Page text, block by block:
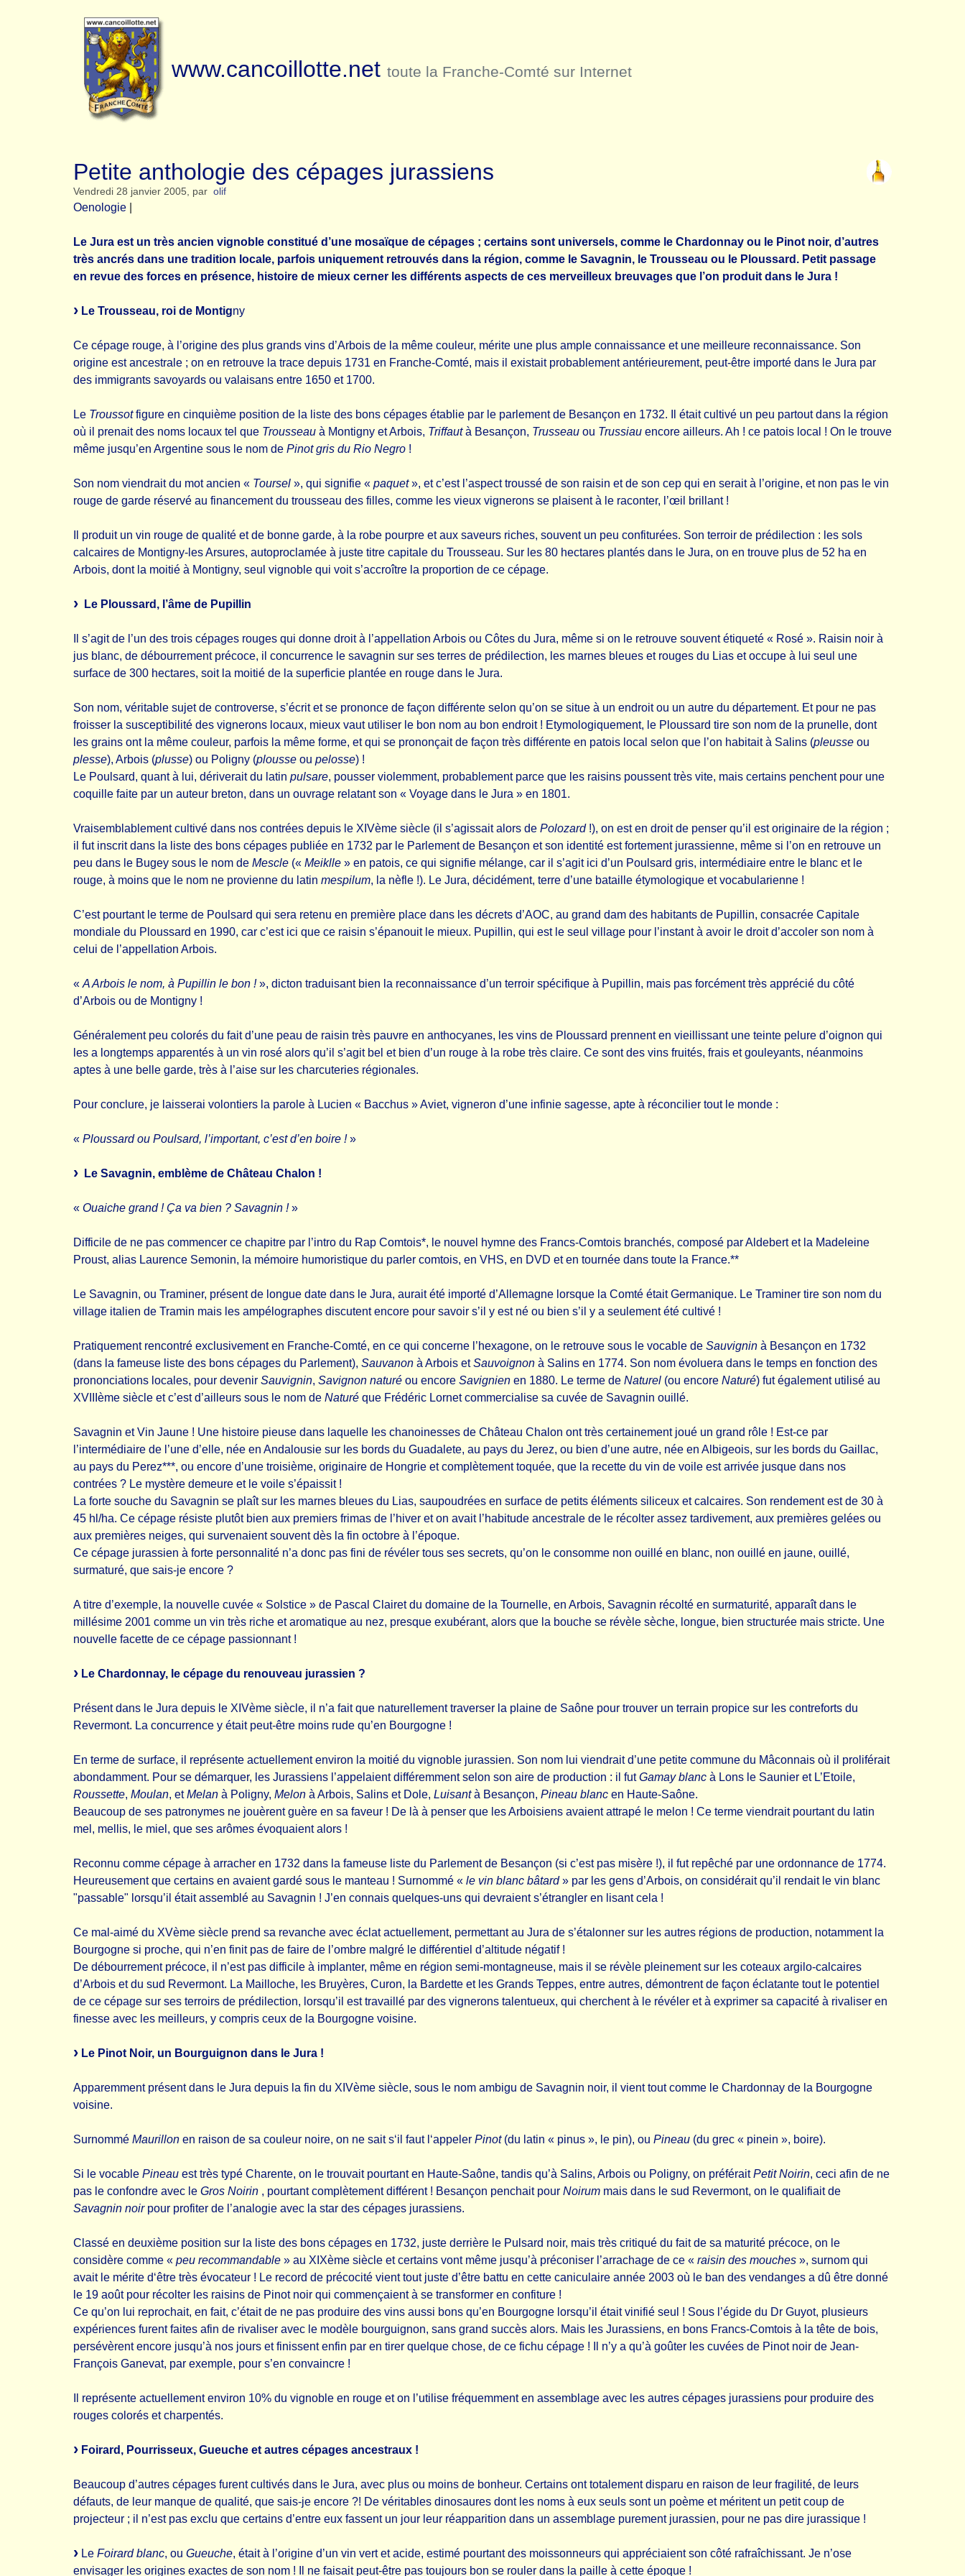
www.cancoillotte.net toute la Franche-Comté sur Internet
Petite anthologie des cépages jurassiens
Vendredi 28 janvier 2005, par olif
Oenologie
Le Jura est un très ancien vignoble constitué d’une mosaïque de cépages ; certains sont universels, comme le Chardonnay ou le Pinot noir, d’autres
très ancrés dans une tradition locale, parfois uniquement retrouvés dans la région, comme le Savagnin, le Trousseau ou le Ploussard. Petit passage
en revue des forces en présence, histoire de mieux cerner les différents aspects de ces merveilleux breuvages que l’on produit dans le Jura !
Le Trousseau, roi de Montigny
Ce cépage rouge, à l’origine des plus grands vins d’Arbois de la même couleur, mérite une plus ample connaissance et une meilleure reconnaissance. Son
origine est ancestrale ; on en retrouve la trace depuis 1731 en Franche-Comté, mais il existait probablement antérieurement, peut-être importé dans le Jura par
des immigrants savoyards ou valaisans entre 1650 et 1700.
Le Troussotfigure en cinquième position de la liste des bons cépages établie par le parlement de Besançon en 1732. Il était cultivé un peu partout dans la région
où il prenait des noms locaux tel que Trousseau à Montigny et Arbois, Triffautà Besançon, Trusseau ou Trussiau encore ailleurs. Ah ! ce patois local ! On le trouve
même jusqu’en Argentine sous le nom de Pinot gris du Rio Negro !
Son nom viendrait du mot ancien « Toursel », qui signifie « paquet», et c’est l’aspect troussé de son raisin et de son cep qui en serait à l’origine, et non pas le vin
rouge de garde réservé au financement du trousseau des filles, comme les vieux vignerons se plaisent à le raconter, l’œil brillant !
Il produit un vin rouge de qualité et de bonne garde, à la robe pourpre et aux saveurs riches, souvent un peu confiturées. Son terroir de prédilection : les sols
calcaires de Montigny-les Arsures, autoproclamée à juste titre capitale du Trousseau. Sur les 80 hectares plantés dans le Jura, on en trouve plus de 52 ha en
Arbois, dont la moitié à Montigny, seul vignoble qui voit s’accroître la proportion de ce cépage.
Le Ploussard, l’âme de Pupillin
Il s’agit de l’un des trois cépages rouges qui donne droit à l’appellation Arbois ou Côtes du Jura, même si on le retrouve souvent étiqueté « Rosé ». Raisin noir à
jus blanc, de débourrement précoce, il concurrence le savagnin sur ses terres de prédilection, les marnes bleues et rouges du Lias et occupe à lui seul une
surface de 300 hectares, soit la moitié de la superficie plantée en rouge dans le Jura.
Son nom, véritable sujet de controverse, s’écrit et se prononce de façon différente selon qu’on se situe à un endroit ou un autre du département. Et pour ne pas
froisser la susceptibilité des vignerons locaux, mieux vaut utiliser le bon nom au bon endroit ! Etymologiquement, le Ploussard tire son nom de la prunelle, dont
les grains ont la même couleur, parfois la même forme, et qui se prononçait de façon très différente en patois local selon que l’on habitait à Salins (pleusse ou
plesse), Arbois (plusse) ou Poligny (plousse ou pelosse) !
Le Poulsard, quant à lui, dériverait du latin pulsare, pousser violemment, probablement parce que les raisins poussent très vite, mais certains penchent pour une
coquille faite par un auteur breton, dans un ouvrage relatant son « Voyage dans le Jura » en 1801.
Vraisemblablement cultivé dans nos contrées depuis le XIVème siècle (il s’agissait alors de Polozard!), on est en droit de penser qu’il est originaire de la région ;
il fut inscrit dans la liste des bons cépages publiée en 1732 par le Parlement de Besançon et son identité est fortement jurassienne, même si l’on en retrouve un
peu dans le Bugey sous le nom de Mescle (« Meiklle » en patois, ce qui signifie mélange, car il s’agit ici d’un Poulsard gris, intermédiaire entre le blanc et le
rouge, à moins que le nom ne provienne du latin mespilum, la nèfle !). Le Jura, décidément, terre d’une bataille étymologique et vocabularienne !
C’est pourtant le terme de Poulsard qui sera retenu en première place dans les décrets d’AOC, au grand dam des habitants de Pupillin, consacrée Capitale
mondiale du Ploussard en 1990, car c’est ici que ce raisin s’épanouit le mieux. Pupillin, qui est le seul village pour l’instant à avoir le droit d’accoler son nom à
celui de l’appellation Arbois.
« A Arbois le nom, à Pupillin le bon !», dicton traduisant bien la reconnaissance d’un terroir spécifique à Pupillin, mais pas forcément très apprécié du côté
d’Arbois ou de Montigny !
Généralement peu colorés du fait d’une peau de raisin très pauvre en anthocyanes, les vins de Ploussard prennent en vieillissant une teinte pelure d’oignon qui
les a longtemps apparentés à un vin rosé alors qu’il s’agit bel et bien d’un rouge à la robe très claire. Ce sont des vins fruités, frais et gouleyants, néanmoins
aptes à une belle garde, très à l’aise sur les charcuteries régionales.
Pour conclure, je laisserai volontiers la parole à Lucien « Bacchus » Aviet, vigneron d’une infinie sagesse, apte à réconcilier tout le monde :
« Ploussard ou Poulsard, l’important, c’est d’en boire !»
Le Savagnin, emblème de Château Chalon !
« Ouaiche grand ! Ça va bien ? Savagnin !»
Difficile de ne pas commencer ce chapitre par l’intro du Rap Comtois*, le nouvel hymne des Francs-Comtois branchés, composé par Aldebert et la Madeleine
Proust, alias Laurence Semonin, la mémoire humoristique du parler comtois, en VHS, en DVD et en tournée dans toute la France.**
Le Savagnin, ou Traminer, présent de longue date dans le Jura, aurait été importé d’Allemagne lorsque la Comté était Germanique. Le Traminer tire son nom du
village italien de Tramin mais les ampélographes discutent encore pour savoir s’il y est né ou bien s’il y a seulement été cultivé !
Pratiquement rencontré exclusivement en Franche-Comté, en ce qui concerne l’hexagone, on le retrouve sous le vocable de Sauvignin à Besançon en 1732
(dans la fameuse liste des bons cépages du Parlement), Sauvanon à Arbois etSauvoignon à Salins en 1774. Son nom évoluera dans le temps en fonction des
prononciations locales, pour devenir Sauvignin, Savignon naturé ou encore Savignien en 1880. Le terme de Naturel (ou encore Naturé) fut également utilisé au
XVIIIème siècle et c’est d’ailleurs sous le nom de Naturé que Frédéric Lornet commercialise sa cuvée de Savagnin ouillé.
Savagnin et Vin Jaune ! Une histoire pieuse dans laquelle les chanoinesses de Château Chalon ont très certainement joué un grand rôle ! Est-ce par
l’intermédiaire de l’une d’elle, née en Andalousie sur les bords du Guadalete, au pays du Jerez, ou bien d’une autre, née en Albigeois, sur les bords du Gaillac,
au pays du Perez***, ou encore d’une troisième, originaire de Hongrie et complètement toquée, que la recette du vin de voile est arrivée jusque dans nos
contrées ? Le mystère demeure et le voile s’épaissit !
La forte souche du Savagnin se plaît sur les marnes bleues du Lias, saupoudrées en surface de petits éléments siliceux et calcaires. Son rendement est de 30 à
45 hl/ha. Ce cépage résiste plutôt bien aux premiers frimas de l’hiver et on avait l’habitude ancestrale de le récolter assez tardivement, aux premières gelées ou
aux premières neiges, qui survenaient souvent dès la fin octobre à l’époque.
Ce cépage jurassien à forte personnalité n’a donc pas fini de révéler tous ses secrets, qu’on le consomme non ouillé en blanc, non ouillé en jaune, ouillé,
surmaturé, que sais-je encore ?
A titre d’exemple, la nouvelle cuvée « Solstice » de Pascal Clairet du domaine de la Tournelle, en Arbois, Savagnin récolté en surmaturité, apparaît dans le
millésime 2001 comme un vin très riche et aromatique au nez, presque exubérant, alors que la bouche se révèle sèche, longue, bien structurée mais stricte. Une
nouvelle facette de ce cépage passionnant !
Le Chardonnay, le cépage du renouveau jurassien ?
Présent dans le Jura depuis le XIVème siècle, il n’a fait que naturellement traverser la plaine de Saône pour trouver un terrain propice sur les contreforts du
Revermont. La concurrence y était peut-être moins rude qu’en Bourgogne !
En terme de surface, il représente actuellement environ la moitié du vignoble jurassien. Son nom lui viendrait d’une petite commune du Mâconnais où il proliférait
abondamment. Pour se démarquer, les Jurassiens l’appelaient différemment selon son aire de production : il futGamay blanc à Lons le Saunier et L’Etoile,
Roussette, Moulan, etMelan à Poligny, Melon à Arbois, Salins et Dole, Luisantà Besançon, Pineau blanc en Haute-Saône.
Beaucoup de ses patronymes ne jouèrent guère en sa faveur ! De là à penser que les Arboisiens avaient attrapé le melon ! Ce terme viendrait pourtant du latin
mel, mellis, le miel, que ses arômes évoquaient alors !
Reconnu comme cépage à arracher en 1732 dans la fameuse liste du Parlement de Besançon (si c’est pas misère !), il fut repêché par une ordonnance de 1774.
Heureusement que certains en avaient gardé sous le manteau ! Surnommé « le vin blanc bâtard» par les gens d’Arbois, on considérait qu’il rendait le vin blanc
"passable" lorsqu’il était assemblé au Savagnin ! J’en connais quelques-uns qui devraient s’étrangler en lisant cela !
Ce mal-aimé du XVème siècle prend sa revanche avec éclat actuellement, permettant au Jura de s’étalonner sur les autres régions de production, notamment la
Bourgogne si proche, qui n’en finit pas de faire de l’ombre malgré le différentiel d’altitude négatif !
De débourrement précoce, il n’est pas difficile à implanter, même en région semi-montagneuse, mais il se révèle pleinement sur les coteaux argilo-calcaires
d’Arbois et du sud Revermont. La Mailloche, les Bruyères, Curon, la Bardette et les Grands Teppes, entre autres, démontrent de façon éclatante tout le potentiel
de ce cépage sur ses terroirs de prédilection, lorsqu’il est travaillé par des vignerons talentueux, qui cherchent à le révéler et à exprimer sa capacité à rivaliser en
finesse avec les meilleurs, y compris ceux de la Bourgogne voisine.
Le Pinot Noir, un Bourguignon dans le Jura !
Apparemment présent dans le Jura depuis la fin du XIVème siècle, sous le nom ambigu de Savagnin noir, il vient tout comme le Chardonnay de la Bourgogne
voisine.
Surnommé Maurillon en raison de sa couleur noire, on ne sait s‘il faut l‘appeler Pinot(du latin « pinus », le pin), ou Pineau (du grec « pinein », boire).
Si le vocable Pineau est très typé Charente, on le trouvait pourtant en Haute-Saône, tandis qu’à Salins, Arbois ou Poligny, on préféraitPetit Noirin, ceci afin de ne
pas le confondre avec le Gros Noirin , pourtant complètement différent ! Besançon penchait pour Noirum mais dans le sud Revermont, on le qualifiait de
Savagnin noirpour profiter de l’analogie avec la star des cépages jurassiens.
Classé en deuxième position sur la liste des bons cépages en 1732, juste derrière le Pulsard noir, mais très critiqué du fait de sa maturité précoce, on le
considère comme « peu recommandable » au XIXème siècle et certains vont même jusqu’à préconiser l’arrachage de ce « raisin des mouches », surnom qui
avait le mérite d‘être très évocateur ! Le record de précocité vient tout juste d’être battu en cette caniculaire année 2003 où le ban des vendanges a dû être donné
le 19 août pour récolter les raisins de Pinot noir qui commençaient à se transformer en confiture !
Ce qu’on lui reprochait, en fait, c’était de ne pas produire des vins aussi bons qu’en Bourgogne lorsqu’il était vinifié seul ! Sous l’égide du Dr Guyot, plusieurs
expériences furent faites afin de rivaliser avec le modèle bourguignon, sans grand succès alors. Mais les Jurassiens, en bons Francs-Comtois à la tête de bois,
persévèrent encore jusqu’à nos jours et finissent enfin par en tirer quelque chose, de ce fichu cépage ! Il n’y a qu’à goûter les cuvées de Pinot noir de Jean-
François Ganevat, par exemple, pour s’en convaincre !
Il représente actuellement environ 10% du vignoble en rouge et on l’utilise fréquemment en assemblage avec les autres cépages jurassiens pour produire des
rouges colorés et charpentés.
Foirard, Pourrisseux, Gueuche et autres cépages ancestraux !
Beaucoup d’autres cépages furent cultivés dans le Jura, avec plus ou moins de bonheur. Certains ont totalement disparu en raison de leur fragilité, de leurs
défauts, de leur manque de qualité, que sais-je encore ?! De véritables dinosaures dont les noms à eux seuls sont un poème et méritent un petit coup de
projecteur ; il n’est pas exclu que certains d’entre eux fassent un jour leur réapparition dans un assemblage purement jurassien, pour ne pas dire jurassique !
Le Foirard blanc, ou Gueuche, était à l’origine d’un vin vert et acide, estimé pourtant des moissonneurs qui appréciaient son côté rafraîchissant. Je n’ose
envisager les origines exactes de son nom ! Il ne faisait peut-être pas toujours bon se rouler dans la paille à cette époque !